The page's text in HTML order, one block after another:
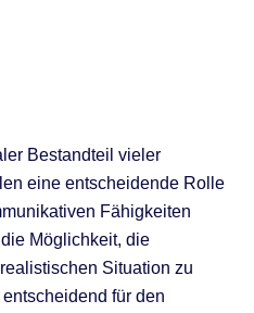
Bestandteil vieler
eine entscheidende Rolle
Fähigkeiten
Möglichkeit, die
Situation zu
für den